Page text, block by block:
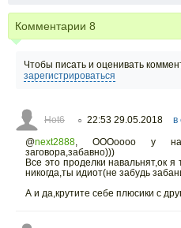
Комментарии 8
Чтобы писать и оценивать
зарегистрироваться
Hot6 ○ 22:53 29.05.2018 в
@next2888, ОООоооо у
заговора,забавно)))
Все это проделки навальнят,ок
никогда,ты идиот(не забудь
А и да,крутите себе плюсики с